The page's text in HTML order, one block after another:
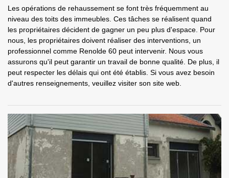
Les opérations de rehaussement se font très fréquemment au
niveau des toits des immeubles. Ces tâches se réalisent quand
les propriétaires décident de gagner un peu plus d'espace. Pour
nous, les propriétaires doivent réaliser des interventions, un
professionnel comme Renolde 60 peut intervenir. Nous vous
assurons qu'il peut garantir un travail de bonne qualité. De plus, il
peut respecter les délais qui ont été établis. Si vous avez besoin
d'autres renseignements, veuillez visiter son site web.